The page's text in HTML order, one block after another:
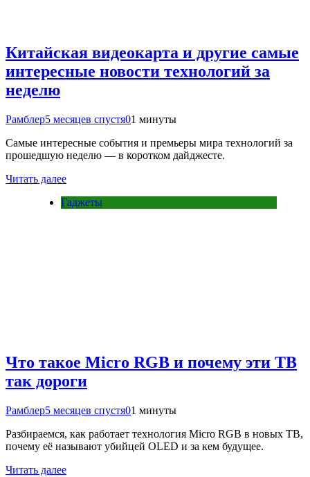
Китайская видеокарта и другие самые
интересные новости технологий за
неделю
Рамблер5 месяцев спустя01 минуты
Самые интересные события и премьеры мира технологий за
прошедшую неделю — в коротком дайджесте.
Читать далее
Гаджеты
Что такое Micro RGB и почему эти ТВ
так дороги
Рамблер5 месяцев спустя01 минуты
Разбираемся, как работает технология Micro RGB в новых ТВ,
почему её называют убийцей OLED и за кем будущее.
Читать далее